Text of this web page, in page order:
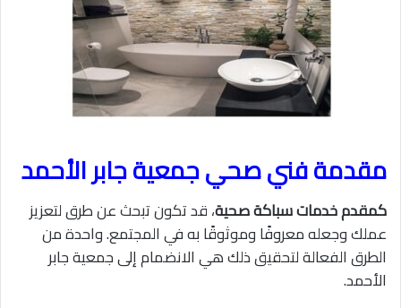
مقدمة فني صحي جمعية جابر الأحمد
كمقدم خدمات سباكة صحية، قد تكون تبحث عن طرق لتعزيز
عملك وجعله معروفًا وموثوقًا به في المجتمع. واحدة من
الطرق الفعالة لتحقيق ذلك هي الانضمام إلى جمعية جابر
الأحمد.